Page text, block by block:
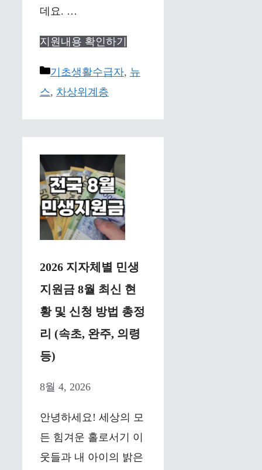
데요. …
지원내용 확인하기
Categories
기초생활수급자, 뉴
스, 차상위계층
2026 지자체별 민생
지원금 8월 최신 현
황 및 신청 방법 총정
리 (속초, 완주, 의령
등)
8월 4, 2026
안녕하세요! 세상의 모
든 힘겨운 홀로서기 이
웃들과 내 아이의 밝은